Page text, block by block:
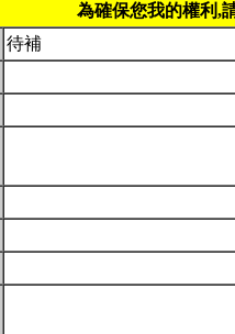
為確保您我的權利,
待補